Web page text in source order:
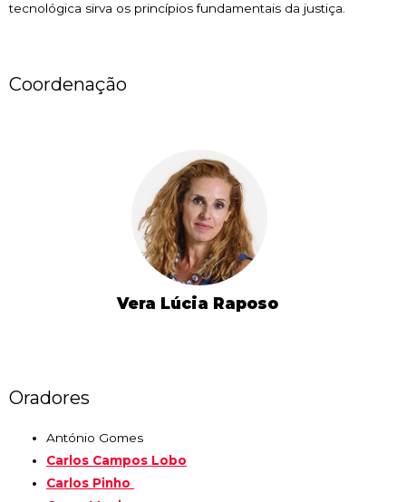
tecnológica sirva os princípios fundamentais da justiça.
Coordenação
Vera Lúcia Raposo
Oradores
António Gomes
Carlos Campos Lobo
Carlos Pinho